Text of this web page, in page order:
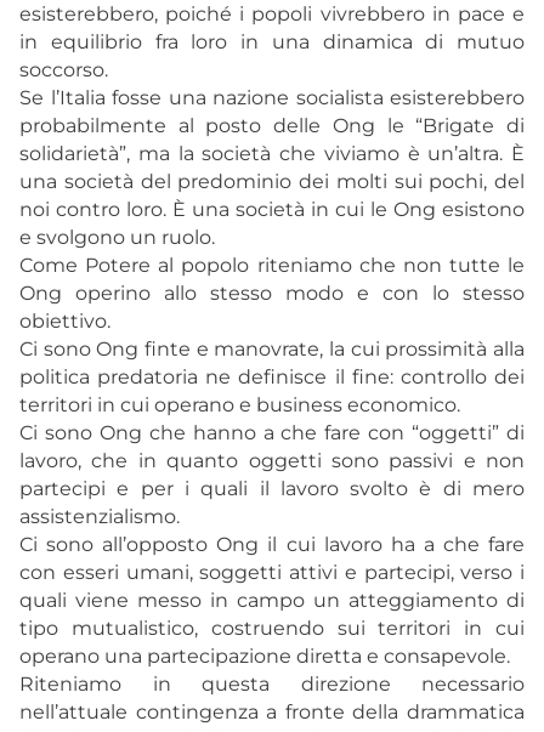
esisterebbero, poiché i popoli vivrebbero in pace e
in equilibrio fra loro in una dinamica di mutuo
soccorso.
Se l’Italia fosse una nazione socialista esisterebbero
probabilmente al posto delle Ong le “Brigate di
solidarietà”, ma la società che viviamo è un’altra. È
una società del predominio dei molti sui pochi, del
noi contro loro. È una società in cui le Ong esistono
e svolgono un ruolo.
Come Potere al popolo riteniamo che non tutte le
Ong operino allo stesso modo e con lo stesso
obiettivo.
Ci sono Ong finte e manovrate, la cui prossimità alla
politica predatoria ne definisce il fine: controllo dei
territori in cui operano e business economico.
Ci sono Ong che hanno a che fare con “oggetti” di
lavoro, che in quanto oggetti sono passivi e non
partecipi e per i quali il lavoro svolto è di mero
assistenzialismo.
Ci sono all’opposto Ong il cui lavoro ha a che fare
con esseri umani, soggetti attivi e partecipi, verso i
quali viene messo in campo un atteggiamento di
tipo mutualistico, costruendo sui territori in cui
operano una partecipazione diretta e consapevole.
Riteniamo in questa direzione necessario
nell’attuale contingenza a fronte della drammatica